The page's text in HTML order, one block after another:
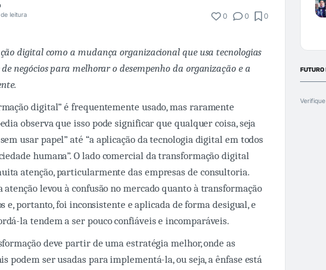
leitura 0 0 0
digital como a mudança organizacional que usa tecnologias
negócios para melhorar o desempenho da organização e a
digital” é frequentemente usado, mas raramente
observa que isso pode significar que qualquer coisa, seja
usar papel” até “a aplicação da tecnologia digital em todos
humana”. O lado comercial da transformação digital
atenção, particularmente das empresas de consultoria.
atenção levou à confusão no mercado quanto à transformação
e, portanto, foi inconsistente e aplicada de forma desigual, e
la tendem a ser pouco confiáveis e incomparáveis.
deve partir de uma estratégia melhor, onde as
podem ser usadas para implementá-la, ou seja, a ênfase está
FUTURO